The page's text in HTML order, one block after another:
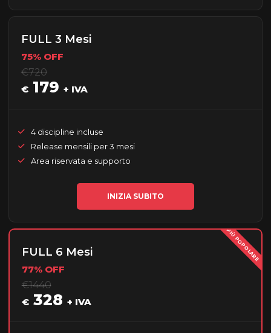
FULL 3 Mesi
75% OFF
€720
€179 + IVA
4 discipline incluse
Release mensili per 3 mesi
Area riservata e supporto
INIZIA SUBITO
PIÙ POPOLARE
FULL 6 Mesi
77% OFF
€1440
€328 + IVA